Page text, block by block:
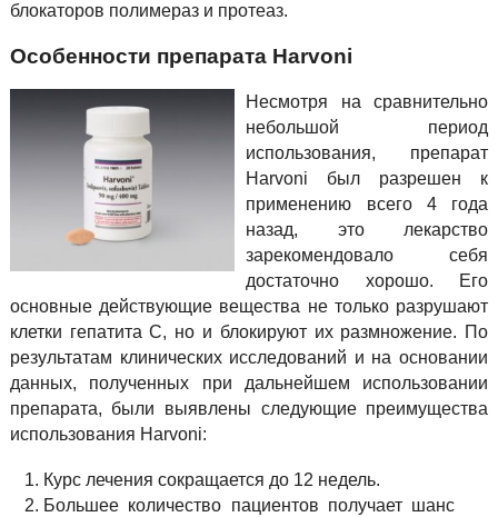
блокаторов полимераз и протеаз.
Особенности препарата Harvoni
Несмотря на сравнительно
небольшой период
использования, препарат
Harvoni был разрешен к
применению всего 4 года
назад, это лекарство
зарекомендовало себя
достаточно хорошо. Его
основные действующие вещества не только разрушают
клетки гепатита С, но и блокируют их размножение. По
результатам клинических исследований и на основании
данных, полученных при дальнейшем использовании
препарата, были выявлены следующие преимущества
использования Harvoni:
Курс лечения сокращается до 12 недель.
Большее количество пациентов получает шанс